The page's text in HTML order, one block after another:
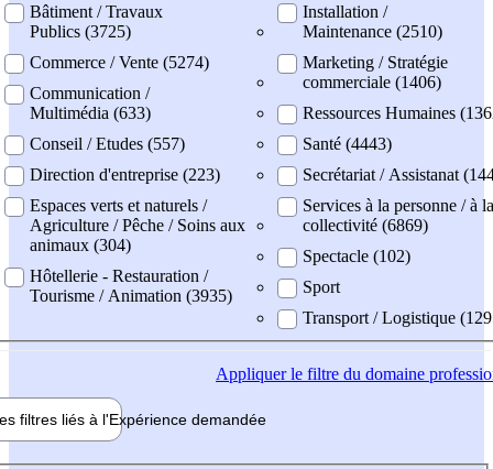
Bâtiment / Travaux
Publics (3725)
Commerce / Vente (5274)
Communication /
Multimédia (633)
Conseil / Etudes (557)
Direction d'entreprise (223)
Espaces verts et naturels /
Agriculture / Pêche / Soins aux
animaux (304)
Hôtellerie - Restauration /
Tourisme / Animation (3935)
Installation /
Maintenance (2510)
Marketing / Stratégie
commerciale (1406)
Ressources Humaines
Santé (4443)
Secrétariat / Assistanat
Services à la personne / à la
collectivité (6869)
Spectacle (102)
Sport
Transport / Logistique
Appliquerle filtre du domaine
filtres liés à l'Expérience demandée